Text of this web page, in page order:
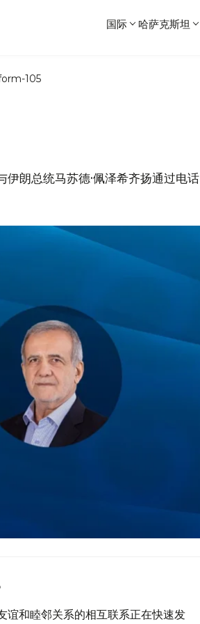
国际 哈萨克斯坦
105
伊朗总统马苏德·佩泽希齐扬通过电话
谊和睦邻关系的相互联系正在快速发